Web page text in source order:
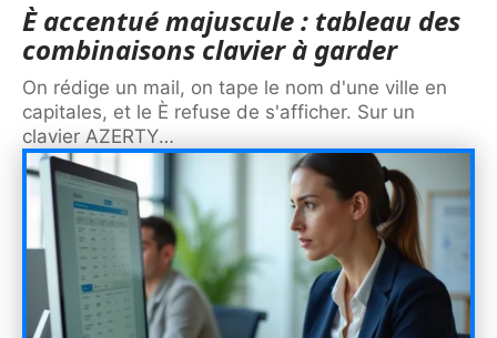
È accentué majuscule : tableau des
combinaisons clavier à garder
On rédige un mail, on tape le nom d'une ville en
capitales, et le È refuse de s'afficher. Sur un
clavier AZERTY…